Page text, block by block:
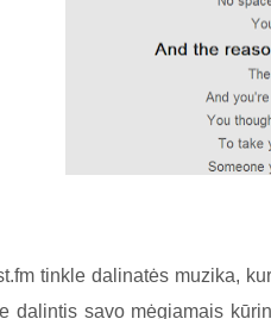
tinkle dalinatės muzika,
dalintis savo mėgiamais